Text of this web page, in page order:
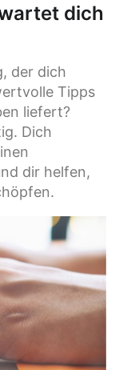
dich
der dich
Tipps
liefert?
Dich
dir helfen,